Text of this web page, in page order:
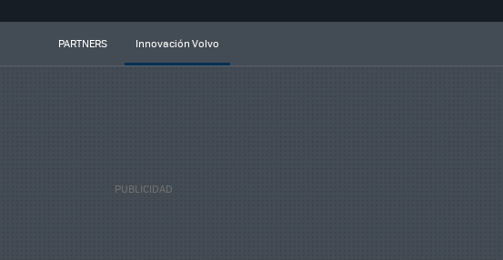
PARTNERS Innovación Volvo